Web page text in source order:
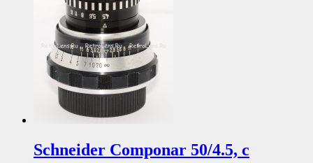
Schneider Componar 50/4.5, с